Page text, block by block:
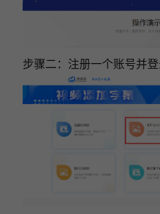
步骤二：注册一个账号并登